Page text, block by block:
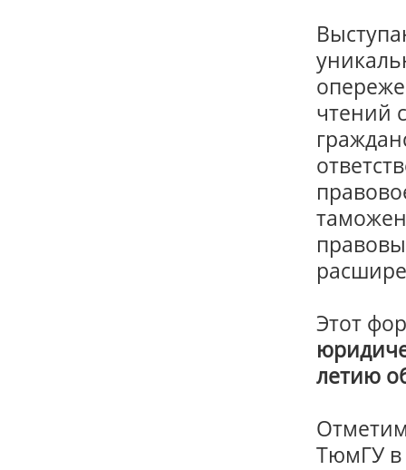
чтений
Этот
летию
ТюмГУ в